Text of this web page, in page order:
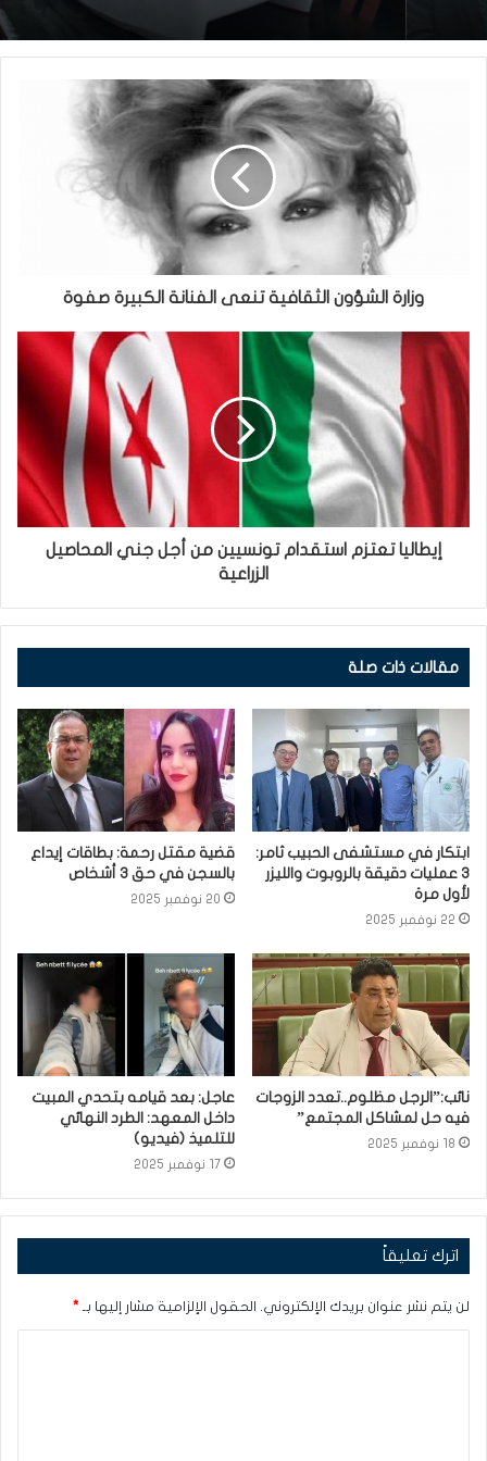
وزارة الشؤون الثقافية تنعى الفنانة الكبيرة صفوة
إيطاليا تعتزم استقدام تونسيين من أجل جني المحاصيل
الزراعية
مقالات ذات صلة
ابتكار في مستشفى الحبيب ثامر:
3 عمليات دقيقة بالروبوت والليزر
لأول مرة
22 نوفمبر 2025
قضية مقتل رحمة: بطاقات إيداع
بالسجن في حق 3 أشخاص
20 نوفمبر 2025
نائب:”الرجل مظلوم..تعدد الزوجات
فيه حل لمشاكل المجتمع”
18 نوفمبر 2025
عاجل: بعد قيامه بتحدي المبيت
داخل المعهد: الطرد النهائي
للتلميذ (فيديو)
17 نوفمبر 2025
اترك تعليقاً
لن يتم نشر عنوان بريدك الإلكتروني. الحقول الإلزامية مشار إليها بـ *